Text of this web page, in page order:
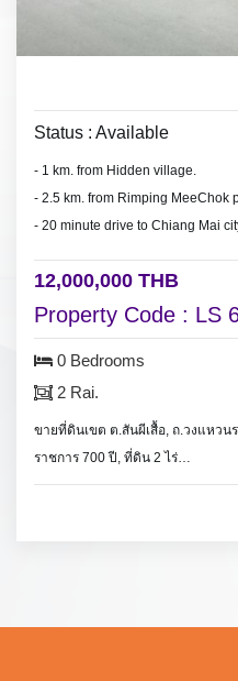
Property Code : LS
0 Bedrooms
2 Rai.
ขายที่ดินเขต ต.สันผีเสื้อ, ถ.วงแหวน
ราชการ 700 ปี, ที่ดิน 2 ไร่
Land for sale 1 km. from Hidden
Status : Available
- 1 km. from Hidden village.
- 2.5 km. from Rimping MeeChok
- 20 minute drive to Chiang Mai
12,000,000 THB